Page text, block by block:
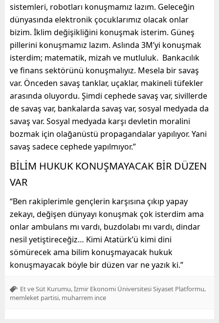
sistemleri, robotları konuşmamız lazım. Geleceğin
dünyasında elektronik çocuklarımız olacak onlar
bizim. İklim değişikliğini konuşmak isterim. Güneş
pillerini konuşmamız lazım. Aslında 3M’yi konuşmak
isterdim; matematik, mizah ve mutluluk. Bankacılık
ve finans sektörünü konuşmalıyız. Mesela bir savaş
var. Önceden savaş tanklar, uçaklar, makineli tüfekler
arasında oluyordu. Şimdi cephede savaş var, sivillerde
de savaş var, bankalarda savaş var, sosyal medyada da
savaş var. Sosyal medyada karşı devletin moralini
bozmak için olağanüstü propagandalar yapılıyor. Yani
savaş sadece cephede yapılmıyor.”
BİLİM HUKUK KONUŞMAYACAK BİR DÜZEN
VAR
“Ben rakiplerimle gençlerin karşısına çıkıp yapay
zekayı, değişen dünyayı konuşmak çok isterdim ama
onlar ambulans mı vardı, buzdolabı mı vardı, dindar
nesil yetiştireceğiz… Kimi Atatürk’ü kimi dini
sömürecek ama bilim konuşmayacak hukuk
konuşmayacak böyle bir düzen var ne yazık ki.”
Et ve Süt Kurumu İzmir Ekonomi Üniversitesi Siyaset Platformu
memleket partisi muharrem ince